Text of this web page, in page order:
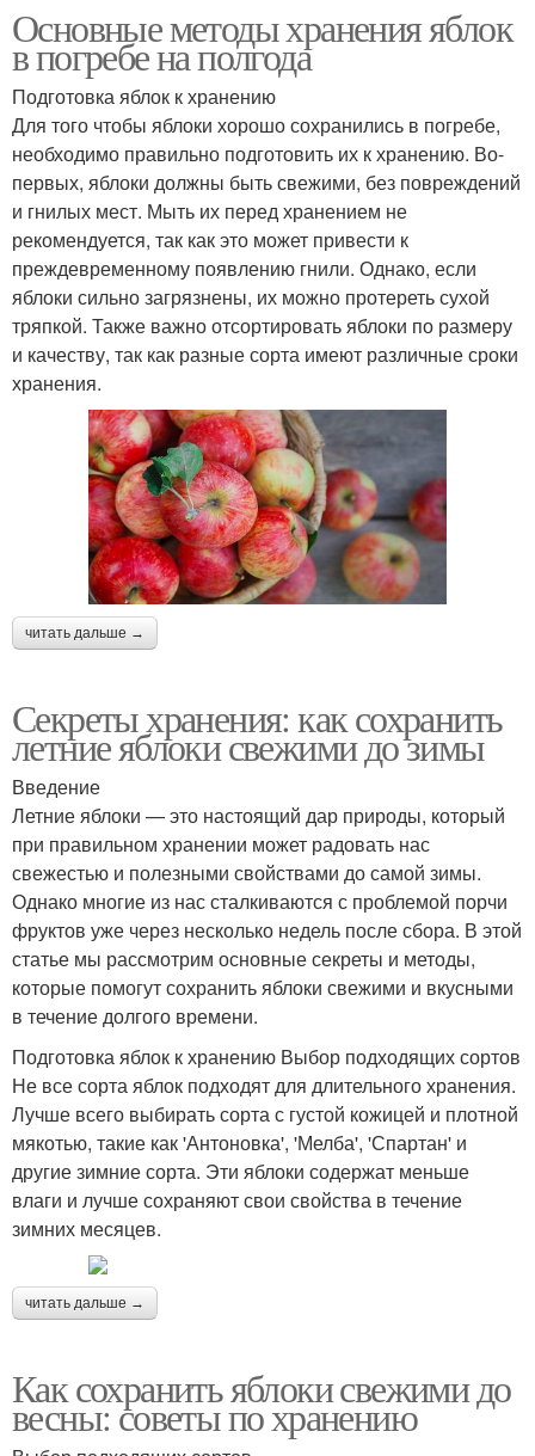
Основные методы хранения яблок
в погребе на полгода
Подготовка яблок к хранению
Для того чтобы яблоки хорошо сохранились в погребе,
необходимо правильно подготовить их к хранению. Во-
первых, яблоки должны быть свежими, без повреждений
и гнилых мест. Мыть их перед хранением не
рекомендуется, так как это может привести к
преждевременному появлению гнили. Однако, если
яблоки сильно загрязнены, их можно протереть сухой
тряпкой. Также важно отсортировать яблоки по размеру
и качеству, так как разные сорта имеют различные сроки
хранения.
читать дальше →
Секреты хранения: как сохранить
летние яблоки свежими до зимы
Введение
Летние яблоки — это настоящий дар природы, который
при правильном хранении может радовать нас
свежестью и полезными свойствами до самой зимы.
Однако многие из нас сталкиваются с проблемой порчи
фруктов уже через несколько недель после сбора. В этой
статье мы рассмотрим основные секреты и методы,
которые помогут сохранить яблоки свежими и вкусными
в течение долгого времени.
Подготовка яблок к хранению Выбор подходящих сортов
Не все сорта яблок подходят для длительного хранения.
Лучше всего выбирать сорта с густой кожицей и плотной
мякотью, такие как 'Антоновка', 'Мелба', 'Спартан' и
другие зимние сорта. Эти яблоки содержат меньше
влаги и лучше сохраняют свои свойства в течение
зимних месяцев.
читать дальше →
Как сохранить яблоки свежими до
весны: советы по хранению